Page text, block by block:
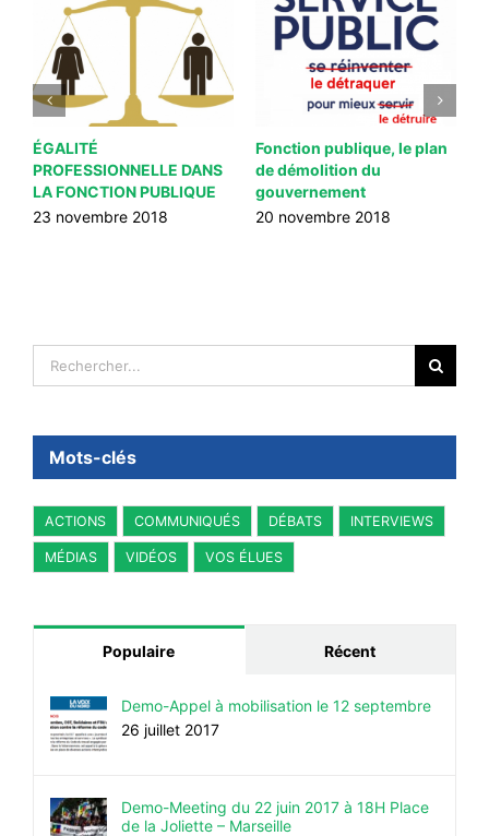
ÉGALITÉ
PROFESSIONNELLE DANS
LA FONCTION PUBLIQUE
23 novembre 2018
Fonction publique, le plan
de démolition du
gouvernement
20 novembre 2018
Rechercher:
Mots-clés
ACTIONS COMMUNIQUÉS DÉBATS INTERVIEWS
MÉDIAS VIDÉOS VOS ÉLUES
Populaire Récent
Demo-Appel à mobilisation le 12 septembre
26 juillet 2017
Demo-Meeting du 22 juin 2017 à 18H Place
de la Joliette – Marseille